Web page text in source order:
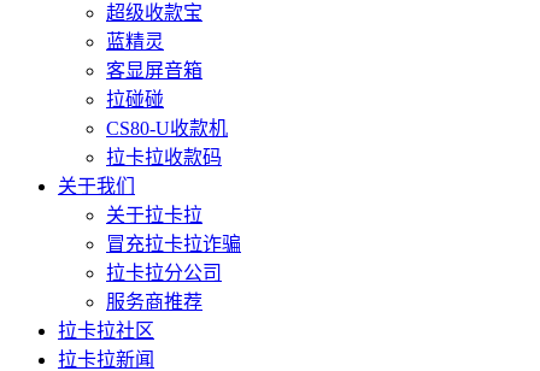
超级收款宝
蓝精灵
客显屏音箱
拉碰碰
CS80-U收款机
拉卡拉收款码
关于我们
关于拉卡拉
冒充拉卡拉诈骗
拉卡拉分公司
服务商推荐
拉卡拉社区
拉卡拉新闻